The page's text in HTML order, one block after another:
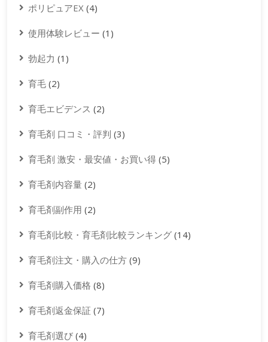
ポリピュアEX (4)
使用体験レビュー (1)
勃起力 (1)
育毛 (2)
育毛エビデンス (2)
育毛剤 口コミ・評判 (3)
育毛剤 激安・最安値・お買い得 (5)
育毛剤内容量 (2)
育毛剤副作用 (2)
育毛剤比較・育毛剤比較ランキング (14)
育毛剤注文・購入の仕方 (9)
育毛剤購入価格 (8)
育毛剤返金保証 (7)
育毛剤選び (4)